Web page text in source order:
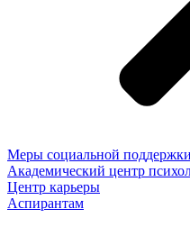
Меры социальной
Академический центр
Центр карьеры
Аспирантам